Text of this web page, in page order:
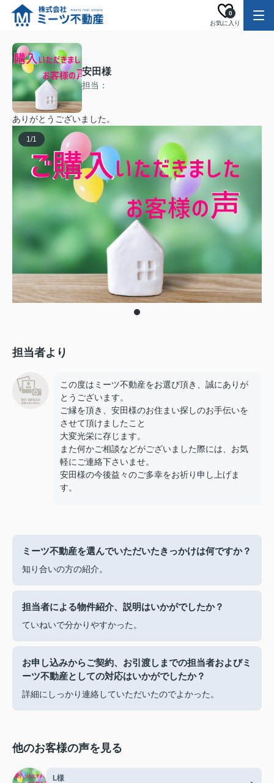
お気に入り
0
安田様
担当：
ありがとうございました。
1/1
担当者より
この度はミーツ不動産をお選び頂き、誠にありが
とうございます。
ご縁を頂き、安田様のお住まい探しのお手伝いを
させて頂けましたこと
大変光栄に存じます。
また何かご相談などがございました際には、お気
軽にご連絡下さいませ。
安田様の今後益々のご多幸をお祈り申し上げま
す。
ミーツ不動産を選んでいただいたきっかけは何ですか？
知り合いの方の紹介。
担当者による物件紹介、説明はいかがでしたか？
ていねいで分かりやすかった。
お申し込みからご契約、お引渡しまでの担当者およびミ
ーツ不動産としての対応はいかがでしたか？
詳細にしっかり連絡していただいたのでよかった。
他のお客様の声を見る
L様